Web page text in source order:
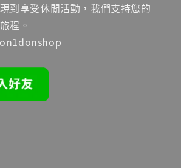
到享受休閒活動，我們支持您的
程。